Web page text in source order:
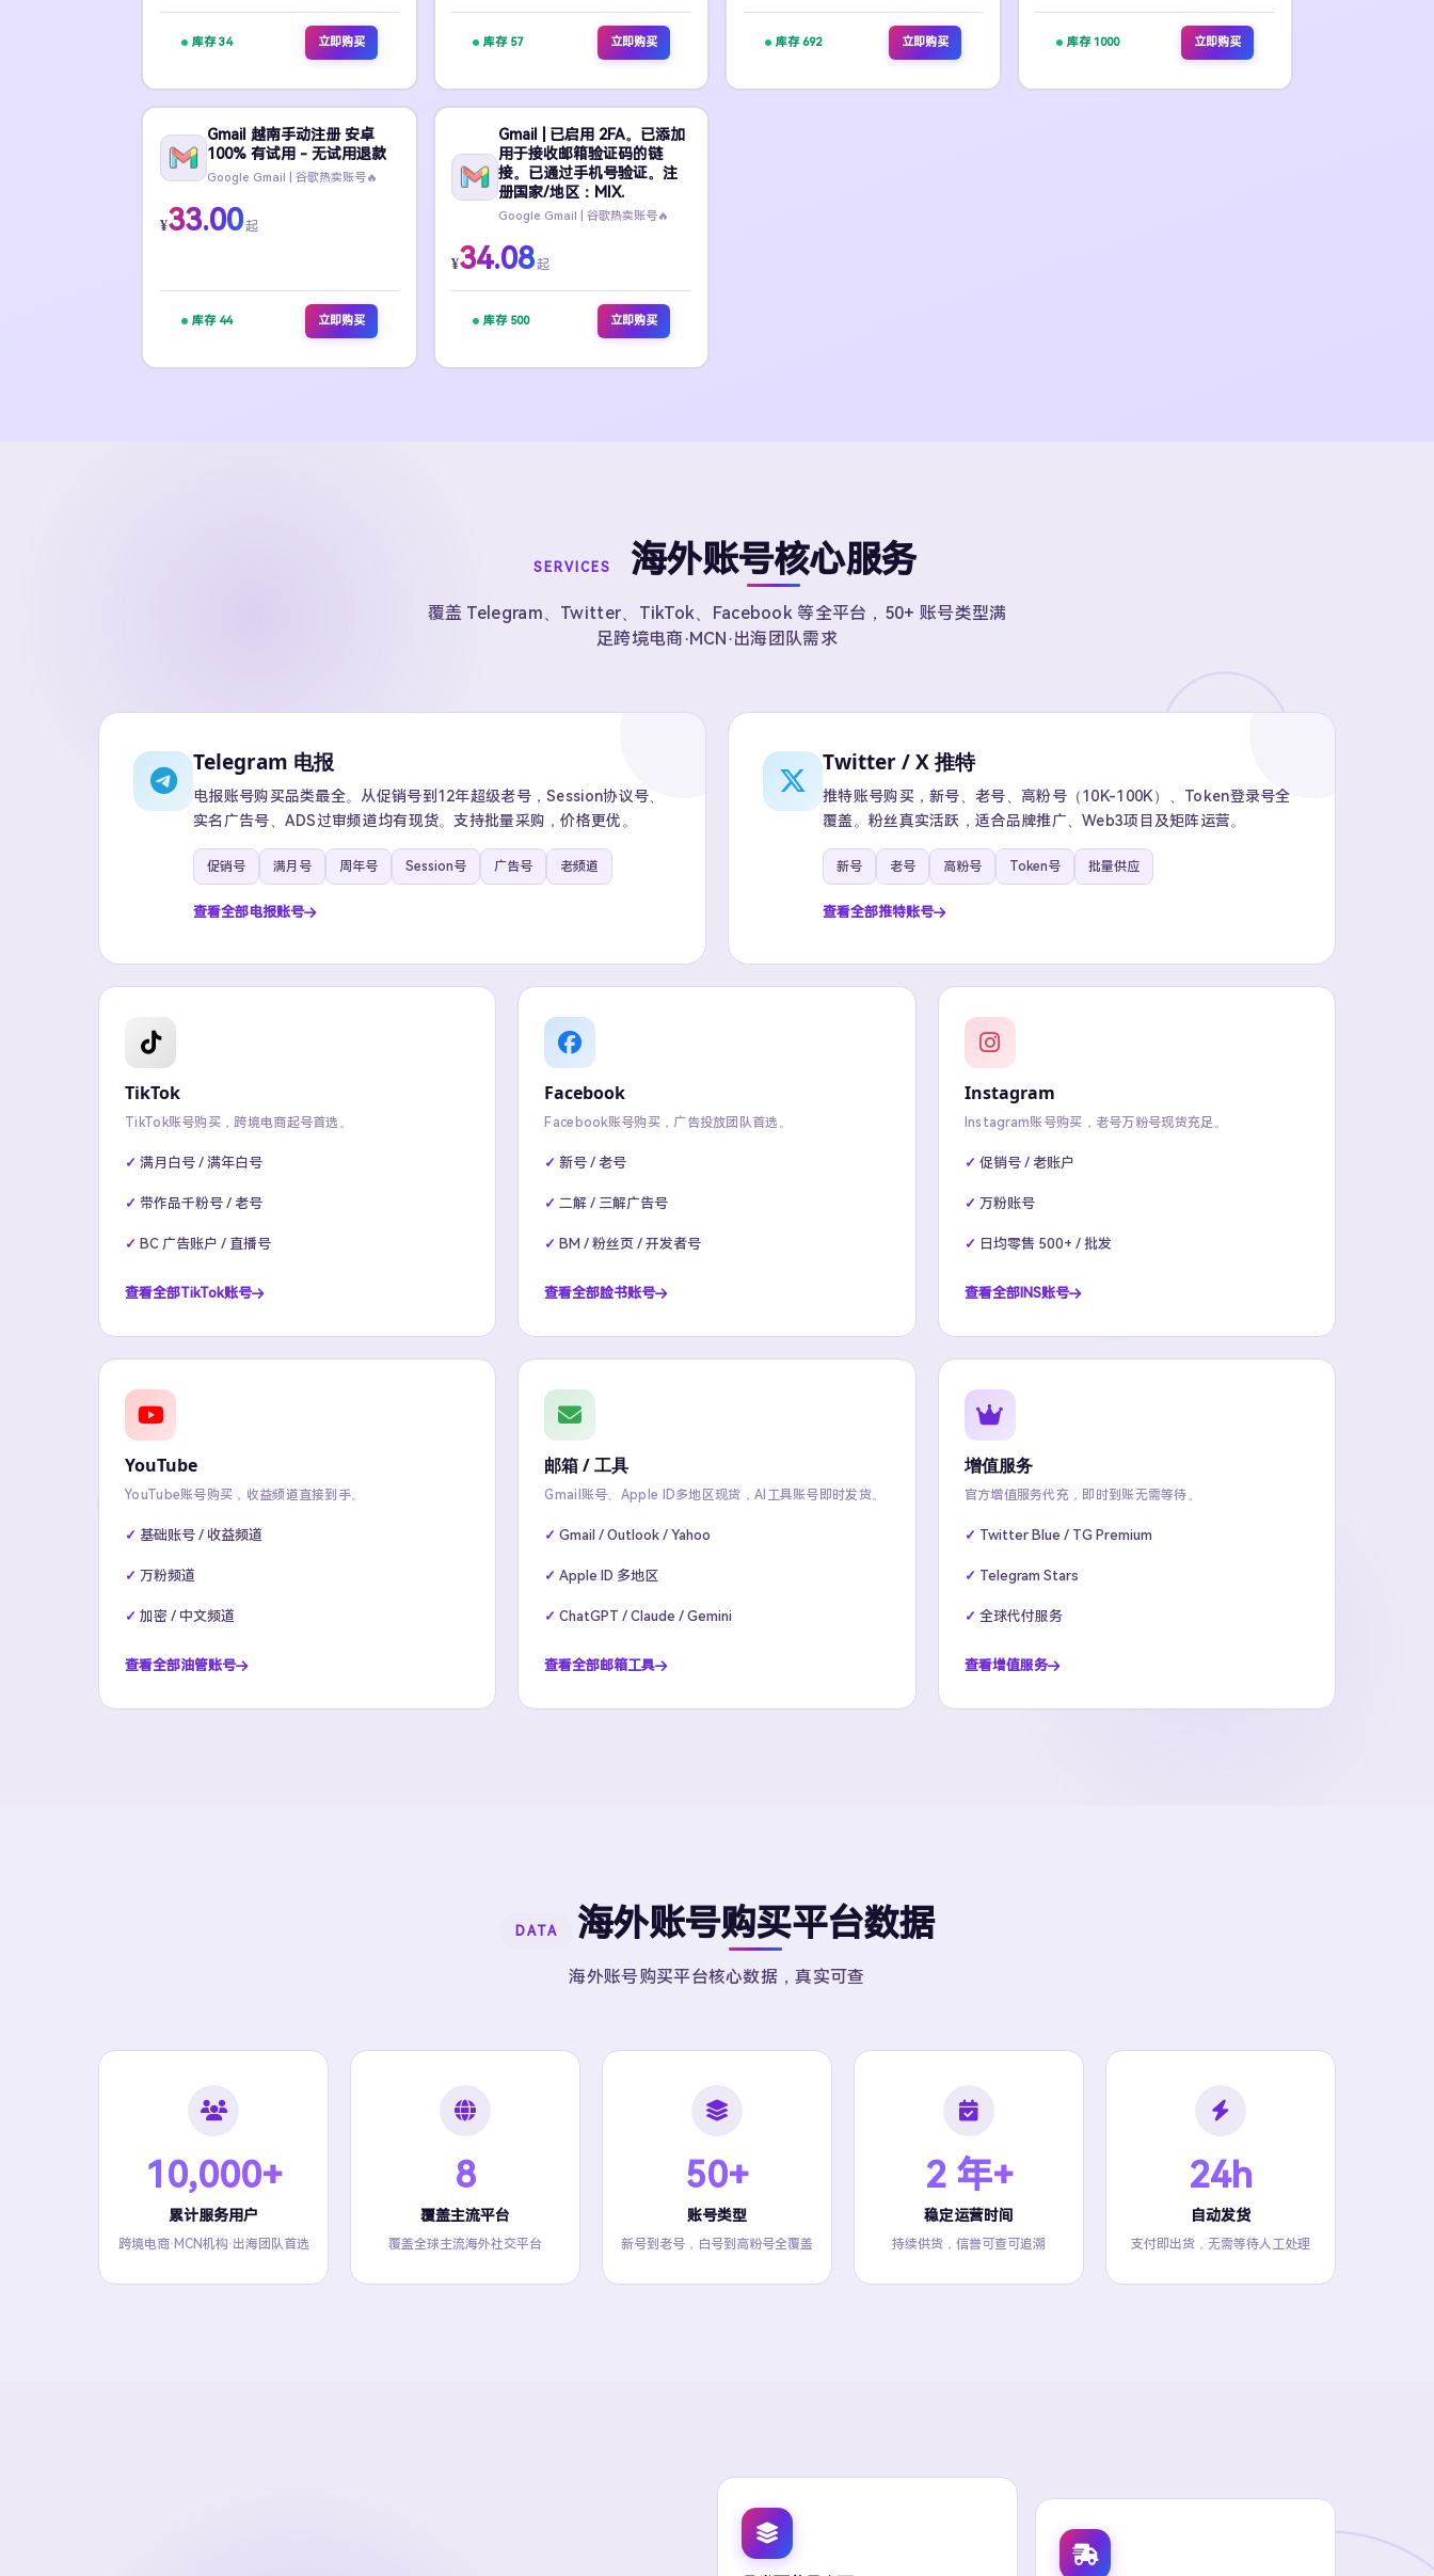
库存 34 立即购买 库存 57 立即购买 库存 692 立即购买 库存 1000 立即购买
Gmail 越南手动注册 安卓
100% 有试用 - 无试用退款
Google Gmail | 谷歌热卖账号🔥
¥33.00起
库存 44 立即购买
Gmail | 已启用 2FA。已添加
用于接收邮箱验证码的链
接。已通过手机号验证。注
册国家/地区：MIX.
Google Gmail | 谷歌热卖账号🔥
¥34.08起
库存 500 立即购买
SERVICES 海外账号核心服务
覆盖 Telegram、Twitter、TikTok、Facebook 等全平台，50+ 账号类型满
足跨境电商·MCN·出海团队需求
Telegram 电报
电报账号购买品类最全。从促销号到12年超级老号，Session协议号、
实名广告号、ADS过审频道均有现货。支持批量采购，价格更优。
促销号 满月号 周年号 Session号 广告号 老频道
查看全部电报账号
Twitter / X 推特
推特账号购买，新号、老号、高粉号（10K-100K）、Token登录号全
覆盖。粉丝真实活跃，适合品牌推广、Web3项目及矩阵运营。
新号 老号 高粉号 Token号 批量供应
查看全部推特账号
TikTok
TikTok账号购买，跨境电商起号首选。
满月白号 / 满年白号
带作品千粉号 / 老号
BC 广告账户 / 直播号
查看全部TikTok账号
Facebook
Facebook账号购买，广告投放团队首选。
新号 / 老号
二解 / 三解广告号
BM / 粉丝页 / 开发者号
查看全部脸书账号
Instagram
Instagram账号购买，老号万粉号现货充足。
促销号 / 老账户
万粉账号
日均零售 500+ / 批发
查看全部INS账号
YouTube
YouTube账号购买，收益频道直接到手。
基础账号 / 收益频道
万粉频道
加密 / 中文频道
查看全部油管账号
邮箱 / 工具
Gmail账号、Apple ID多地区现货，AI工具账号即时发货。
Gmail / Outlook / Yahoo
Apple ID 多地区
ChatGPT / Claude / Gemini
查看全部邮箱工具
增值服务
官方增值服务代充，即时到账无需等待。
Twitter Blue / TG Premium
Telegram Stars
全球代付服务
查看增值服务
DATA 海外账号购买平台数据
海外账号购买平台核心数据，真实可查
10,000+
累计服务用户
跨境电商·MCN机构·出海团队首选
8
覆盖主流平台
覆盖全球主流海外社交平台
50+
账号类型
新号到老号，白号到高粉号全覆盖
2 年+
稳定运营时间
持续供货，信誉可查可追溯
24h
自动发货
支付即出货，无需等待人工处理